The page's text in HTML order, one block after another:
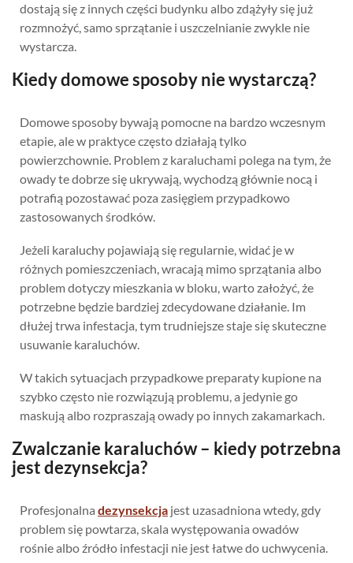
dostają się z innych części budynku albo zdążyły się już
rozmnożyć, samo sprzątanie i uszczelnianie zwykle nie
wystarcza.
Kiedy domowe sposoby nie wystarczą?
Domowe sposoby bywają pomocne na bardzo wczesnym
etapie, ale w praktyce często działają tylko
powierzchownie. Problem z karaluchami polega na tym, że
owady te dobrze się ukrywają, wychodzą głównie nocą i
potrafią pozostawać poza zasięgiem przypadkowo
zastosowanych środków.
Jeżeli karaluchy pojawiają się regularnie, widać je w
różnych pomieszczeniach, wracają mimo sprzątania albo
problem dotyczy mieszkania w bloku, warto założyć, że
potrzebne będzie bardziej zdecydowane działanie. Im
dłużej trwa infestacja, tym trudniejsze staje się skuteczne
usuwanie karaluchów.
W takich sytuacjach przypadkowe preparaty kupione na
szybko często nie rozwiązują problemu, a jedynie go
maskują albo rozpraszają owady po innych zakamarkach.
Zwalczanie karaluchów – kiedy potrzebna
jest dezynsekcja?
Profesjonalna dezynsekcja jest uzasadniona wtedy, gdy
problem się powtarza, skala występowania owadów
rośnie albo źródło infestacji nie jest łatwe do uchwycenia.